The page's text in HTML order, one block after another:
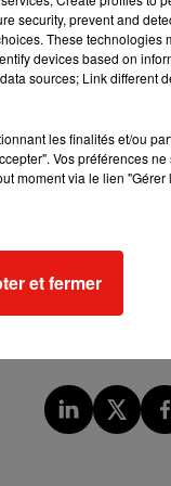
, ce n’était pas du
selon le membre
se pose
prochaine ?
quatre
match amical.
security, prevent and
These technologies
devices based on
sources; Link different
les finalités et/ou
Vos préférences
moment via le lien
et fermer